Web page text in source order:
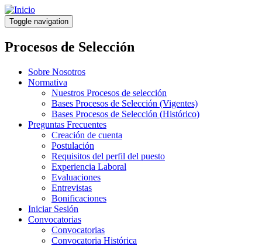
Pasar
al
contenido
principal
Toggle navigation
Procesos de Selección
Sobre Nosotros
Normativa
Nuestros Procesos de selección
Bases Procesos de Selección (Vigentes)
Bases Procesos de Selección (Histórico)
Preguntas Frecuentes
Creación de cuenta
Postulación
Requisitos del perfil del puesto
Experiencia Laboral
Evaluaciones
Entrevistas
Bonificaciones
Iniciar Sesión
Convocatorias
Convocatorias
Convocatoria Histórica